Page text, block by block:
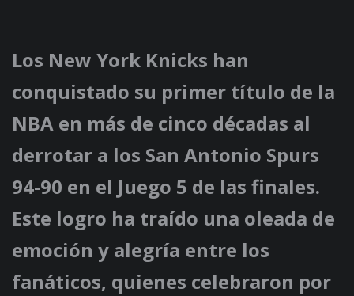
Los New York Knicks han
conquistado su primer título de la
NBA en más de cinco décadas al
derrotar a los San Antonio Spurs
94-90 en el Juego 5 de las finales.
Este logro ha traído una oleada de
emoción y alegría entre los
fanáticos, quienes celebraron por